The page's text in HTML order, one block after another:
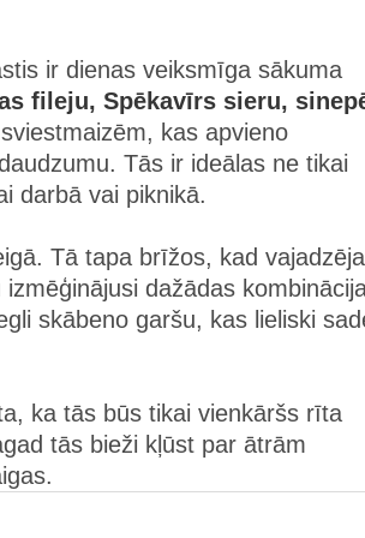
ir dienas veiksmīga sākuma
fileju, Spēkavīrs sieru,
kas apvieno
Tās ir ideālas ne tikai
darbā vai piknikā.
Tā tapa brīžos, kad vajadzēja
dažādas
skābeno garšu, kas lieliski
ka tās būs tikai vienkāršs rīta
tās bieži kļūst par ātrām